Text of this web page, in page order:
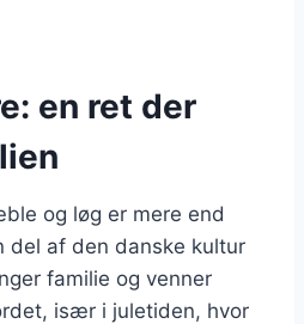
en ret der
og løg er mere end
del af den danske kultur
familie og venner
især i juletiden, hvor